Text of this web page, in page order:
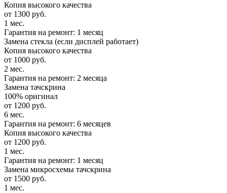
Копия высокого качества
от 1300 руб.
1 мес.
Гарантия на ремонт: 1 месяц
Замена стекла (если дисплей работает)
Копия высокого качества
от 1000 руб.
2 мес.
Гарантия на ремонт: 2 месяца
Замена тачскрина
100% оригинал
от 1200 руб.
6 мес.
Гарантия на ремонт: 6 месяцев
Копия высокого качества
от 1200 руб.
1 мес.
Гарантия на ремонт: 1 месяц
Замена микросхемы тачскрина
от 1500 руб.
1 мес.